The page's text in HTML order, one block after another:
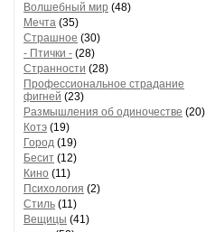
Волшебный мир (48)
Мечта (35)
Страшное (30)
- Птички - (28)
Странности (28)
Профессиональное страдание
фигней (23)
Размышления об одиночестве (20)
Котэ (19)
Город (19)
Бесит (12)
Кино (11)
Психология (2)
Стиль (11)
Вещицы (41)